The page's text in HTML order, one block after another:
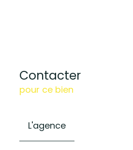
Contacter
pour ce bien
L'agence